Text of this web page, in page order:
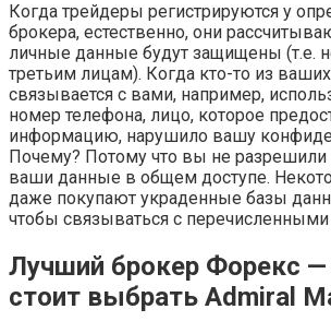
Когда трейдеры регистрируются у
брокера, естественно, они
личные данные будут защищены (т.е.
третьим лицам). Когда кто-то из
связывается с вами, например,
номер телефона, лицо, которое
информацию, нарушило вашу
Почему? Потому что вы не разрешили
ваши данные в общем доступе.
даже покупают украденные базы
чтобы связываться с
Лучший брокер Форекс
стоит выбрать Admiral